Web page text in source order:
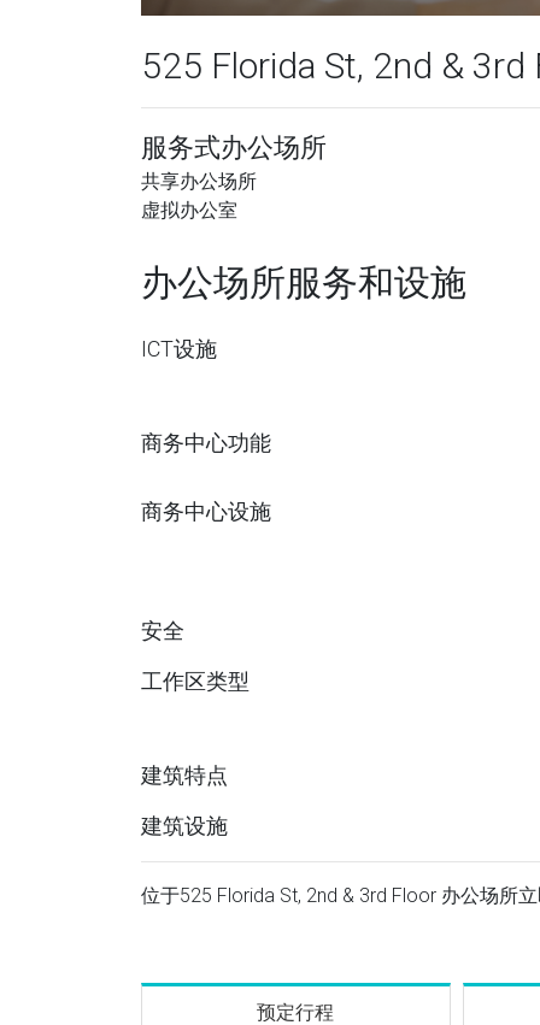
525 Florida St, 2nd & 3rd
服务式办公场所
共享办公场所
虚拟办公室
办公场所服务和设施
ICT设施
商务中心功能
商务中心设施
安全
工作区类型
建筑特点
建筑设施
位于525 Florida St, 2nd & 3rd Floor 办公场所
预定行程